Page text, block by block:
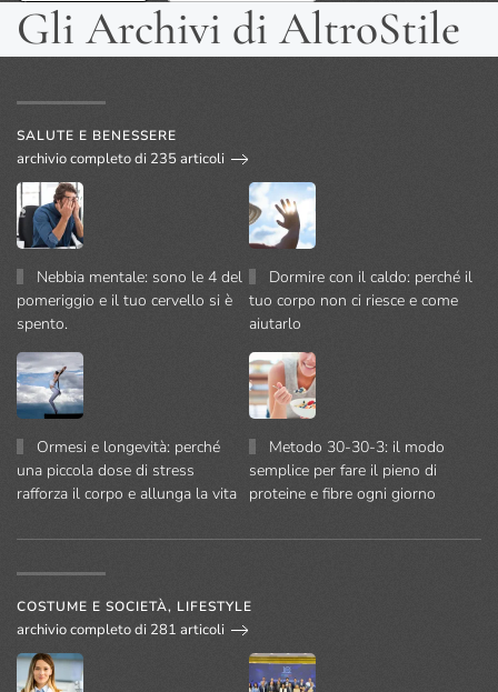
Gli Archivi di AltroStile
SALUTE E BENESSERE
archivio completo di 235 articoli
Nebbia mentale: sono le 4 del
pomeriggio e il tuo cervello si è
spento.
Dormire con il caldo: perché il
tuo corpo non ci riesce e come
aiutarlo
Ormesi e longevità: perché
una piccola dose di stress
rafforza il corpo e allunga la vita
Metodo 30-30-3: il modo
semplice per fare il pieno di
proteine e fibre ogni giorno
COSTUME E SOCIETÀ, LIFESTYLE
archivio completo di 281 articoli